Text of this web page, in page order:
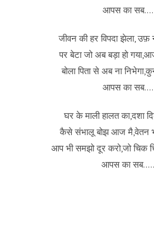
आपस का
जीवन की हर विपदा झेला, उफ़
पर बेटा जो अब बड़ा हो
बोला पिता से अब ना
आपस का
घर के माली हालत का,दशा
कैसे संभालू बोझ आज मै,वेतन
आप भी समझो दूर करो,जो चिक
आपस का